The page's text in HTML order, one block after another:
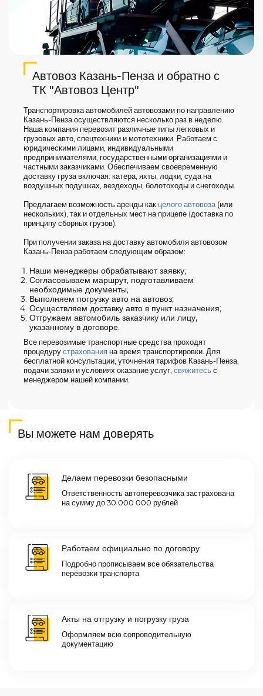
Автовоз Казань-Пенза и обратно с
ТК "Автовоз Центр"
Транспортировка автомобилей автовозами по направлению
Казань-Пенза осуществляются несколько раз в неделю.
Наша компания перевозит различные типы легковых и
грузовых авто, спецтехники и мототехники. Работаем с
юридическими лицами, индивидуальными
предпринимателями, государственными организациями и
частными заказчиками. Обеспечиваем своевременную
доставку груза включая: катера, яхты, лодки, суда на
воздушных подушках, вездеходы, болотоходы и снегоходы.
Предлагаем возможность аренды как целого автовоза(или
нескольких), так и отдельных мест на прицепе (доставка по
принципу сборных грузов).
При получении заказа на доставку автомобиля автовозом
Казань-Пенза работаем следующим образом:
Наши менеджеры обрабатывают заявку;
Согласовываем маршрут, подготавливаем
необходимые документы;
Выполняем погрузку авто на автовоз;
Осуществляем доставку авто в пункт назначения;
Отгружаем автомобиль заказчику или лицу,
указанному в договоре.
Все перевозимые транспортные средства проходят
процедуру страхования на время транспортировки. Для
бесплатной консультации, уточнения тарифов Казань-Пенза,
подачи заявки и условиях оказание услуг, свяжитесь с
менеджером нашей компании.
Вы можете нам доверять
Делаем перевозки безопасными
Ответственность автоперевозчика застрахована
на сумму до 30 000 000 рублей
Работаем официально по договору
Подробно прописываем все обязательства
перевозки транспорта
Акты на отгрузку и погрузку груза
Оформляем всю сопроводительную
документацию